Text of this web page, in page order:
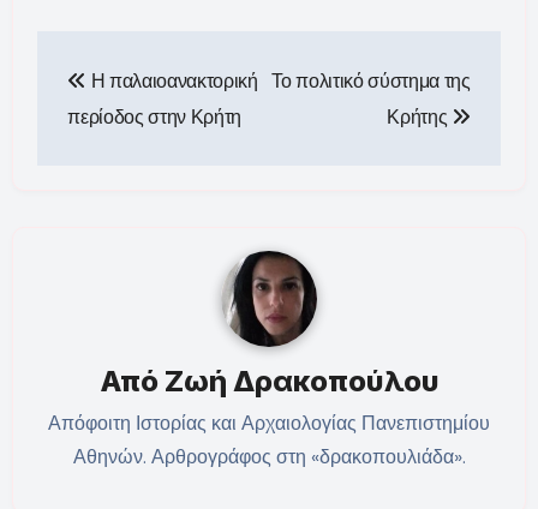
άρθρων
Η παλαιοανακτορική
περίοδος στην Κρήτη
Το πολιτικό σύστημα της
Κρήτης
Από Ζωή Δρακοπούλου
Απόφοιτη Ιστορίας και Αρχαιολογίας Πανεπιστημίου
Αθηνών. Αρθρογράφος στη «δρακοπουλιάδα».